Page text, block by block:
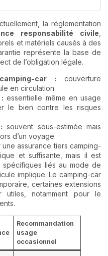
la réglementation
responsabilité civile
et matériels causés à des
représente la base de
de l’obligation légale.
car : couverture
en circulation.
essentielle même en usage
le bien contre les risques
souvent sous-estimée mais
d’un voyage.
assurance tiers camping-
et suffisante, mais il est
spécifiques liés au mode de
implique. Le camping-car
certaines extensions
utiles, notamment pour le
Recommandation
usage
occasionnel